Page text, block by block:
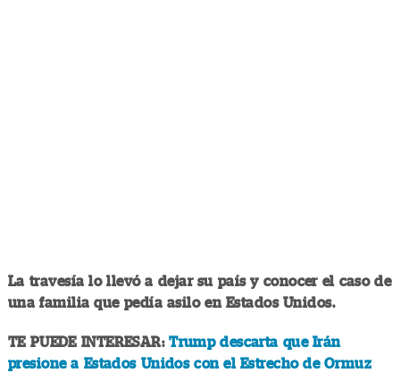
La travesía lo llevó a dejar su país y conocer el caso de
una familia que pedía asilo en Estados Unidos.
TE PUEDE INTERESAR:Trump descarta que Irán
presione a Estados Unidos con el Estrecho de Ormuz